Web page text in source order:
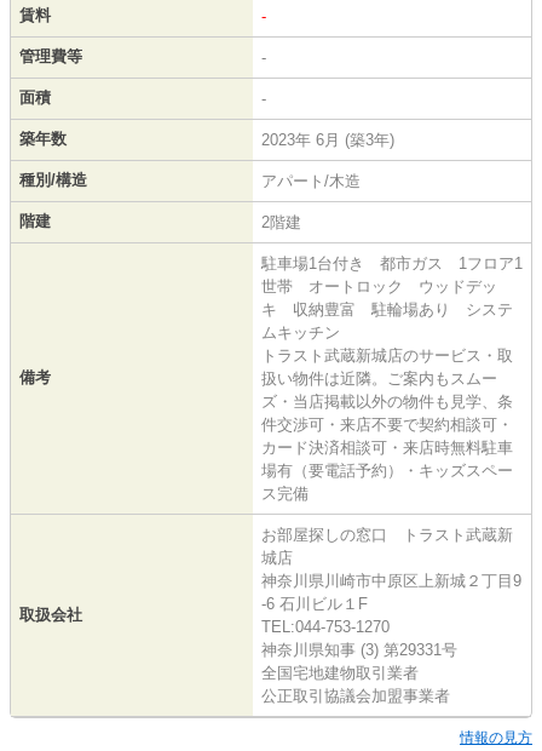
賃料 -
管理費等 -
面積 -
築年数 2023年 6月 (築3年)
種別/構造 アパート/木造
階建 2階建
備考
駐車場1台付き 都市ガス 1フロア1
世帯 オートロック ウッドデッ
キ 収納豊富 駐輪場あり システ
ムキッチン
トラスト武蔵新城店のサービス・取
扱い物件は近隣。ご案内もスムー
ズ・当店掲載以外の物件も見学、条
件交渉可・来店不要で契約相談可・
カード決済相談可・来店時無料駐車
場有（要電話予約）・キッズスペー
ス完備
取扱会社
お部屋探しの窓口 トラスト武蔵新
城店
神奈川県川崎市中原区上新城２丁目9
-6 石川ビル１F
TEL:044-753-1270
神奈川県知事 (3) 第29331号
全国宅地建物取引業者
公正取引協議会加盟事業者
情報の見方